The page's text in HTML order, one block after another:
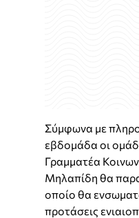
Σύμφωνα με
εβδομάδα οι
Γραμματέα
Μηλαπίδη θα
οποίο θα
προτάσεις